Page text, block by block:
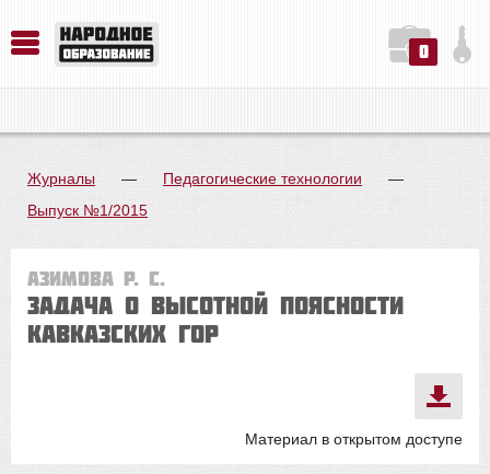
0
Журналы — Педагогические технологии
—
Выпуск №1/2015
Азимова Р. С.
Задача о высотной поясности
Кавказских гор
Материал в открытом доступе